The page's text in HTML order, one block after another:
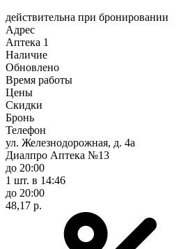
действительна при бронировании
Адрес
Аптека 1
Наличие
Обновлено
Время работы
Цены
Скидки
Бронь
Телефон
ул. Железнодорожная, д. 4а
Диалпро Аптека №13
до 20:00
1 шт. в 14:46
до 20:00
48,17 р.